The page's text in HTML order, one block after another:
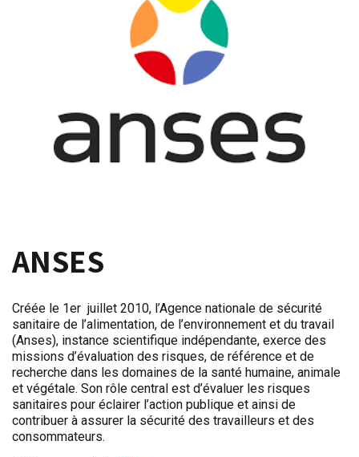
ANSES
Créée le 1er juillet 2010, l’Agence nationale de sécurité
sanitaire de l’alimentation, de l’environnement et du travail
(Anses), instance scientifique indépendante, exerce des
missions d’évaluation des risques, de référence et de
recherche dans les domaines de la santé humaine, animale
et végétale. Son rôle central est d’évaluer les risques
sanitaires pour éclairer l’action publique et ainsi de
contribuer à assurer la sécurité des travailleurs et des
consommateurs.